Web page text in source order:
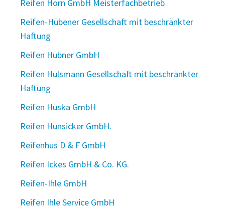
Reifen Horn GmbH Meisterfachbetrieb
Reifen-Hübener Gesellschaft mit beschränkter
Haftung
Reifen Hübner GmbH
Reifen Hülsmann Gesellschaft mit beschränkter
Haftung
Reifen Hüska GmbH
Reifen Hunsicker GmbH.
Reifenhus D & F GmbH
Reifen Ickes GmbH & Co. KG.
Reifen-Ihle GmbH
Reifen Ihle Service GmbH